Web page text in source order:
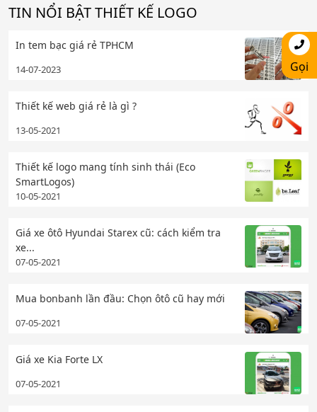
TIN NỔI BẬT THIẾT KẾ LOGO
In tem bạc giá rẻ TPHCM
14-07-2023
Thiết kế web giá rẻ là gì ?
13-05-2021
Thiết kế logo mang tính sinh thái (Eco
SmartLogos)
10-05-2021
Giá xe ôtô Hyundai Starex cũ: cách kiểm tra
xe...
07-05-2021
Mua bonbanh lần đầu: Chọn ôtô cũ hay mới
07-05-2021
Giá xe Kia Forte LX
07-05-2021
Gọi